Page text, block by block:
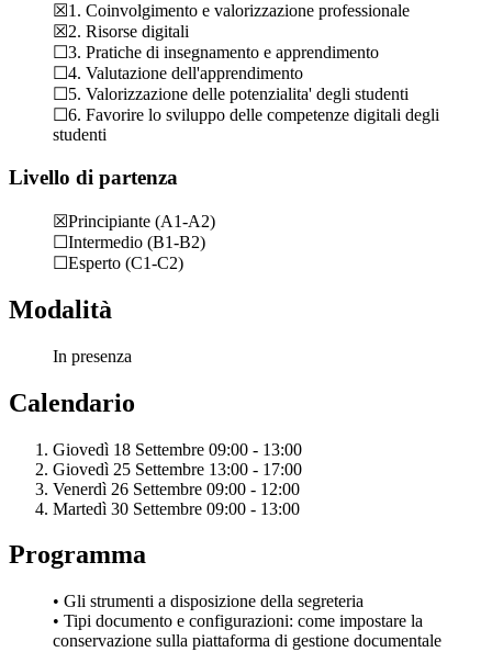
☒1. Coinvolgimento e valorizzazione professionale
☒2. Risorse digitali
☐3. Pratiche di insegnamento e apprendimento
☐4. Valutazione dell'apprendimento
☐5. Valorizzazione delle potenzialita' degli studenti
☐6. Favorire lo sviluppo delle competenze digitali degli
studenti
Livello di partenza
☒Principiante (A1-A2)
☐Intermedio (B1-B2)
☐Esperto (C1-C2)
Modalità
In presenza
Calendario
Giovedì 18 Settembre 09:00 - 13:00
Giovedì 25 Settembre 13:00 - 17:00
Venerdì 26 Settembre 09:00 - 12:00
Martedì 30 Settembre 09:00 - 13:00
Programma
• Gli strumenti a disposizione della segreteria
• Tipi documento e configurazioni: come impostare la
conservazione sulla piattaforma di gestione documentale